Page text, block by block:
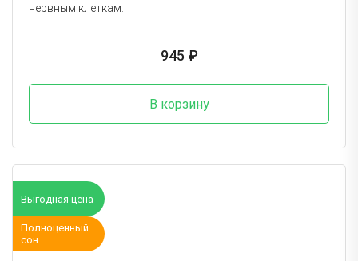
нервным клеткам.
945 ₽
В корзину
Выгодная цена
Полноценный
сон